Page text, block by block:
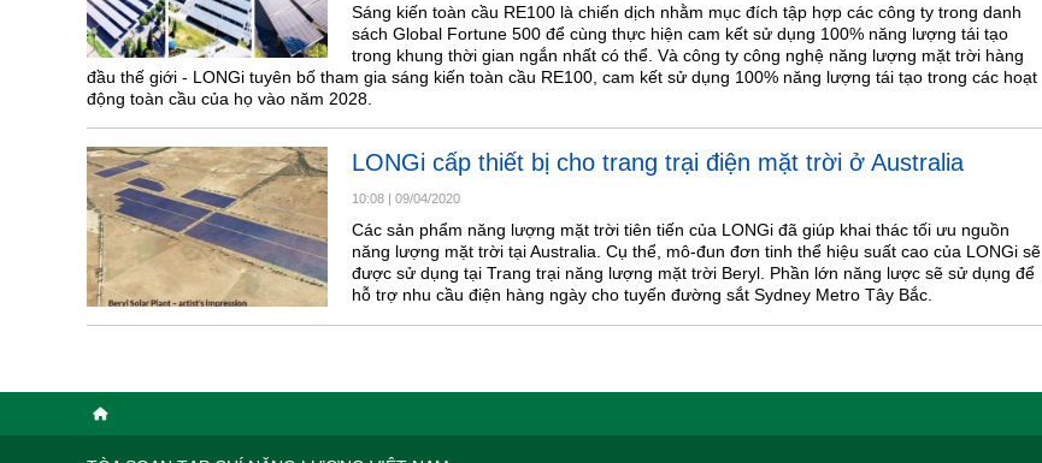
Sáng kiến toàn cầu RE100 là chiến dịch nhằm mục đích tập hợp các công ty trong danh
sách Global Fortune 500 để cùng thực hiện cam kết sử dụng 100% năng lượng tái tạo
trong khung thời gian ngắn nhất có thể. Và công ty công nghệ năng lượng mặt trời hàng
đầu thế giới - LONGi tuyên bố tham gia sáng kiến toàn cầu RE100, cam kết sử dụng 100% năng lượng tái tạo trong các hoạt
động toàn cầu của họ vào năm 2028.
LONGi cấp thiết bị cho trang trại điện mặt trời ở Australia
10:08 | 09/04/2020
Các sản phẩm năng lượng mặt trời tiên tiến của LONGi đã giúp khai thác tối ưu nguồn
năng lượng mặt trời tại Australia. Cụ thể, mô-đun đơn tinh thể hiệu suất cao của LONGi sẽ
được sử dụng tại Trang trại năng lượng mặt trời Beryl. Phần lớn năng lược sẽ sử dụng để
hỗ trợ nhu cầu điện hàng ngày cho tuyến đường sắt Sydney Metro Tây Bắc.